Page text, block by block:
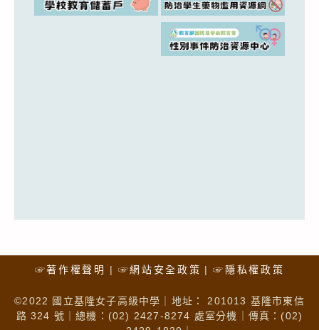
☞著作權聲明 ☞網站安全政策 ☞隱私權政策
©2022 國立基隆女子高級中學｜地址： 201013 基隆市東信
路 324 號｜總機：(02) 2427-8274 處室分機｜傳真：(02)